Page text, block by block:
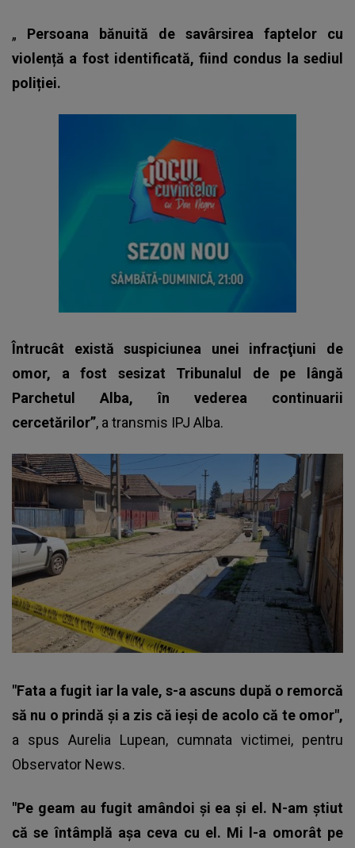
„ Persoana bănuită de savârsirea faptelor cu
violență a fost identificată, fiind condus la sediul
poliției.
Întrucât există suspiciunea unei infracţiuni de
omor, a fost sesizat Tribunalul de pe lângă
Parchetul Alba, în vederea continuarii
cercetărilor”, a transmis IPJ Alba.
"Fata a fugit iar la vale, s-a ascuns după o remorcă
să nu o prindă şi a zis că ieşi de acolo că te omor",
a spus Aurelia Lupean, cumnata victimei, pentru
Observator News.
"Pe geam au fugit amândoi şi ea şi el. N-am ştiut
că se întâmplă aşa ceva cu el. Mi l-a omorât pe